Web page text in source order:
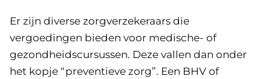
Er zijn diverse zorgverzekeraars die
vergoedingen bieden voor medische- of
gezondheidscursussen. Deze vallen dan onder
het kopje “preventieve zorg”. Een BHV of